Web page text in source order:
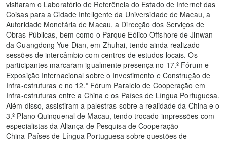
visitaram o Laboratório de Referência do Estado de Internet das
Coisas para a Cidade Inteligente da Universidade de Macau, a
Autoridade Monetária de Macau, a Direcção dos Serviços de
Obras Públicas, bem como o Parque Eólico Offshore de Jinwan
da Guangdong Yue Dian, em Zhuhai, tendo ainda realizado
sessões de intercâmbio com centros de estudos locais. Os
participantes marcaram igualmente presença no 17.º Fórum e
Exposição Internacional sobre o Investimento e Construção de
Infra‑estruturas e no 12.º Fórum Paralelo de Cooperação em
Infra‑estruturas entre a China e os Países de Língua Portuguesa.
Além disso, assistiram a palestras sobre a realidade da China e o
3.º Plano Quinquenal de Macau, tendo trocado impressões com
especialistas da Aliança de Pesquisa de Cooperação
China‑Países de Língua Portuguesa sobre questões de